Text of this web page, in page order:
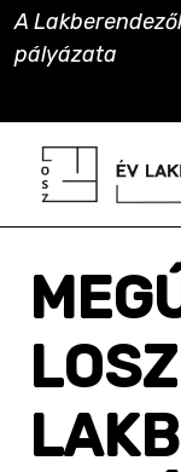
A
pályázata